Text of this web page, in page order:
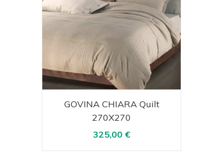
Acquista Visualizza
GOVINA CHIARA Quilt
270X270
325,00 €